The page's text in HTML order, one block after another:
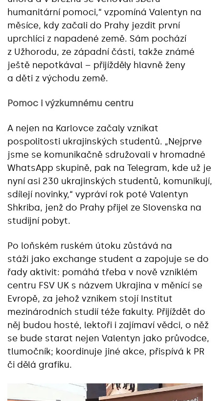
humanitární pomoci,“ vzpomíná Valentyn na
měsíce, kdy začali do Prahy jezdit první
uprchlíci z napadené země. Sám pochází
z Užhorodu, ze západní části, takže známé
ještě nepotkával – přijížděly hlavně ženy
a děti z východu země.
Pomoc i výzkumnému centru
A nejen na Karlovce začaly vznikat
pospolitosti ukrajinských studentů. „Nejprve
jsme se komunikačně sdružovali v hromadné
WhatsApp skupině, pak na Telegram, kde už je
nyní asi 230 ukrajinských studentů, komunikují,
sdílejí novinky,“ vypráví rok poté Valentyn
Shkriba, jenž do Prahy přijel ze Slovenska na
studijní pobyt.
Po loňském ruském útoku zůstává na
stáži jako exchange student a zapojuje se do
řady aktivit: pomáhá třeba v nově vzniklém
centru FSV UK s názvem Ukrajina v měnící se
Evropě, za jehož vznikem stojí Institut
mezinárodních studií téže fakulty. Přijíždět do
něj budou hosté, lektoři i zajímaví vědci, o něž
se bude starat nejen Valentyn jako průvodce,
tlumočník; koordinuje jiné akce, přispívá k PR
či dělá grafiku.